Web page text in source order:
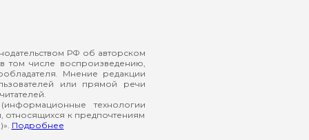
РФ об авторском
числе воспроизведению,
Мнение редакции
или прямой речи
технологии
относящихся к предпочтениям
Подробнее